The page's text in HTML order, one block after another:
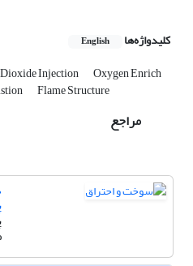
کلیدواژه‌ها English
Injection Oxygen Enrich
Flame Structure
مراجع